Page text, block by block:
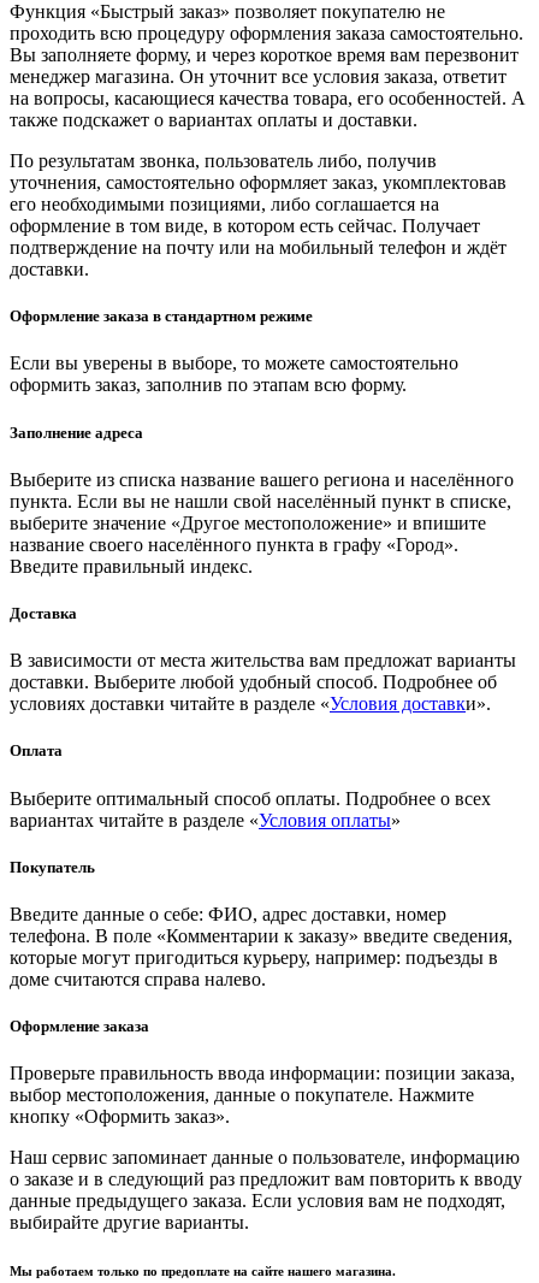
Функция «Быстрый заказ» позволяет покупателю не
проходить всю процедуру оформления заказа самостоятельно.
Вы заполняете форму, и через короткое время вам перезвонит
менеджер магазина. Он уточнит все условия заказа, ответит
на вопросы, касающиеся качества товара, его особенностей. А
также подскажет о вариантах оплаты и доставки.
По результатам звонка, пользователь либо, получив
уточнения, самостоятельно оформляет заказ, укомплектовав
его необходимыми позициями, либо соглашается на
оформление в том виде, в котором есть сейчас. Получает
подтверждение на почту или на мобильный телефон и ждёт
доставки.
Оформление заказа в стандартном режиме
Если вы уверены в выборе, то можете самостоятельно
оформить заказ, заполнив по этапам всю форму.
Заполнение адреса
Выберите из списка название вашего региона и населённого
пункта. Если вы не нашли свой населённый пункт в списке,
выберите значение «Другое местоположение» и впишите
название своего населённого пункта в графу «Город».
Введите правильный индекс.
Доставка
В зависимости от места жительства вам предложат варианты
доставки. Выберите любой удобный способ. Подробнее об
условиях доставки читайте в разделе «Условия доставки».
Оплата
Выберите оптимальный способ оплаты. Подробнее о всех
вариантах читайте в разделе «Условия оплаты»
Покупатель
Введите данные о себе: ФИО, адрес доставки, номер
телефона. В поле «Комментарии к заказу» введите сведения,
которые могут пригодиться курьеру, например: подъезды в
доме считаются справа налево.
Оформление заказа
Проверьте правильность ввода информации: позиции заказа,
выбор местоположения, данные о покупателе. Нажмите
кнопку «Оформить заказ».
Наш сервис запоминает данные о пользователе, информацию
о заказе и в следующий раз предложит вам повторить к вводу
данные предыдущего заказа. Если условия вам не подходят,
выбирайте другие варианты.
Мы работаем только по предоплате на сайте нашего магазина.